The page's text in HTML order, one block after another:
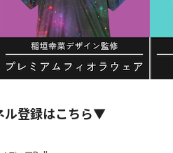
登録はこちら▼